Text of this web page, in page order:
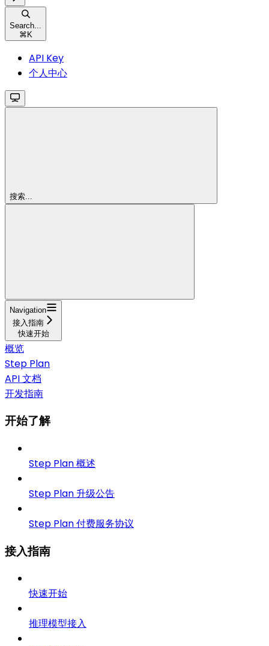
Search...
⌘K
API Key
个人中心
搜索...
Navigation
接入指南
快速开始
概览
Step Plan
API 文档
开发指南
开始了解
Step Plan 概述
Step Plan 升级公告
Step Plan 付费服务协议
接入指南
快速开始
推理模型接入